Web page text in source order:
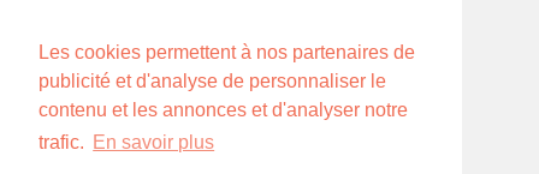
Les cookies permettent à nos partenaires de
publicité et d'analyse de personnaliser le
contenu et les annonces et d'analyser notre
trafic. En savoir plus